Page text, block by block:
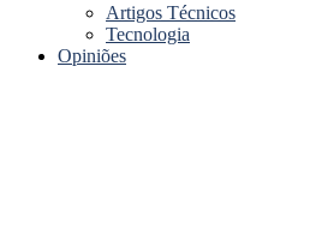
Artigos Técnicos
Tecnologia
Opiniões